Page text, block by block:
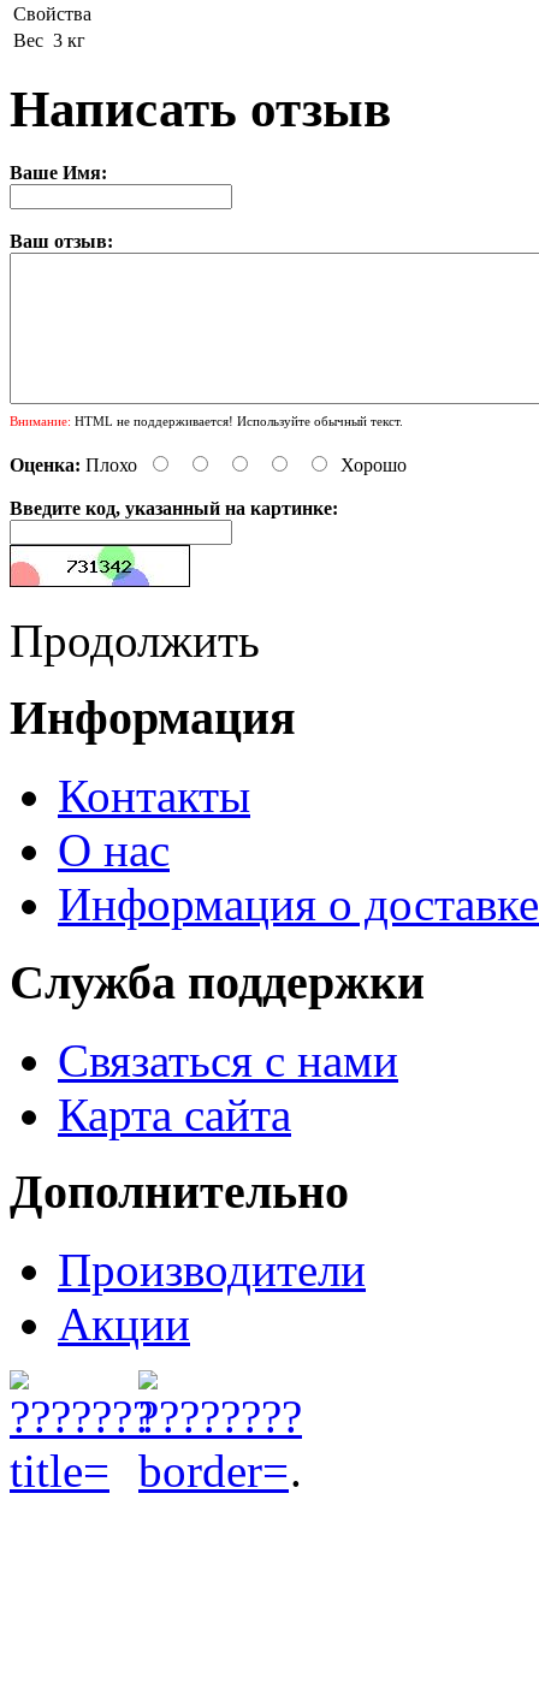
Свойства
Вес 3 кг
Написать отзыв
Ваше Имя:
Ваш отзыв:
Внимание: HTML не поддерживается! Используйте обычный текст.
Оценка: Плохо Хорошо
Введите код, указанный на картинке:
Продолжить
Информация
Контакты
О нас
Информация о доставке
Служба поддержки
Связаться с нами
Карта сайта
Дополнительно
Производители
Акции
.